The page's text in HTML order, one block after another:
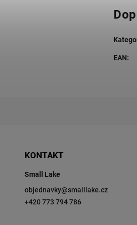
EAN:
KONTAKT
Small Lake
objednavky@smalllake.cz
+420 773 794 786